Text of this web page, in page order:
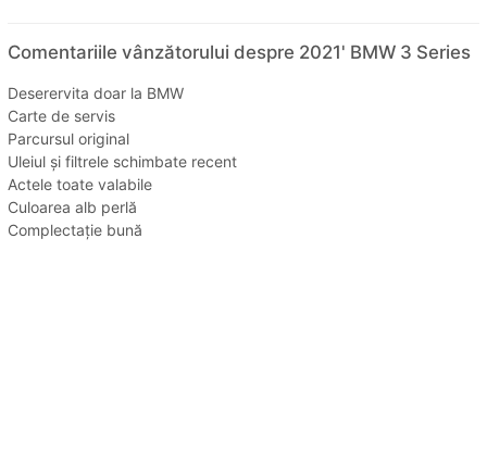
Comentariile vânzătorului despre 2021' BMW 3 Series
Deserervita doar la BMW
Carte de servis
Parcursul original
Uleiul și filtrele schimbate recent
Actele toate valabile
Culoarea alb perlă
Complectație bună